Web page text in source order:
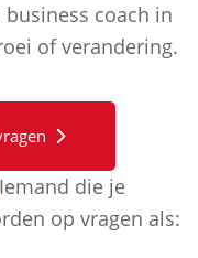
coach in
of verandering.
Iemand die je
op vragen als: